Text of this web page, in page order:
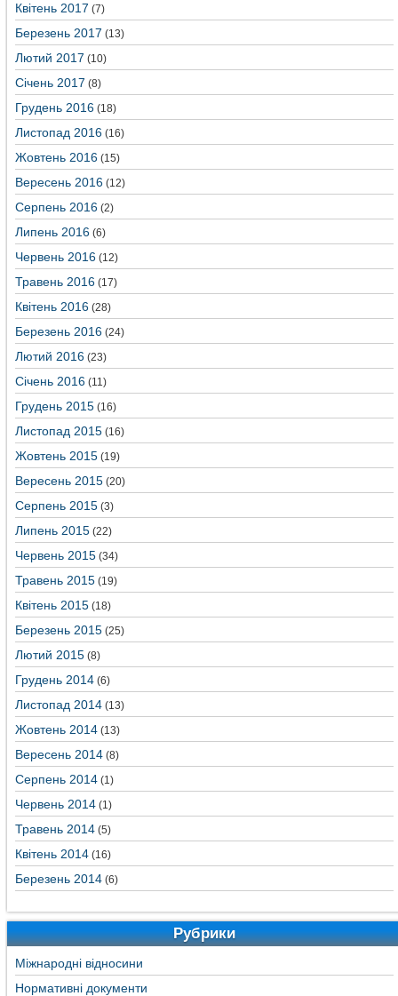
Квітень 2017 (7)
Березень 2017 (13)
Лютий 2017 (10)
Січень 2017 (8)
Грудень 2016 (18)
Листопад 2016 (16)
Жовтень 2016 (15)
Вересень 2016 (12)
Серпень 2016 (2)
Липень 2016 (6)
Червень 2016 (12)
Травень 2016 (17)
Квітень 2016 (28)
Березень 2016 (24)
Лютий 2016 (23)
Січень 2016 (11)
Грудень 2015 (16)
Листопад 2015 (16)
Жовтень 2015 (19)
Вересень 2015 (20)
Серпень 2015 (3)
Липень 2015 (22)
Червень 2015 (34)
Травень 2015 (19)
Квітень 2015 (18)
Березень 2015 (25)
Лютий 2015 (8)
Грудень 2014 (6)
Листопад 2014 (13)
Жовтень 2014 (13)
Вересень 2014 (8)
Серпень 2014 (1)
Червень 2014 (1)
Травень 2014 (5)
Квітень 2014 (16)
Березень 2014 (6)
Рубрики
Міжнародні відносини
Нормативні документи